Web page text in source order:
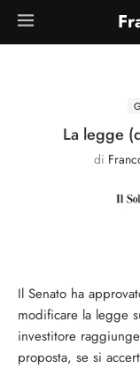
La legge
di
Il Senato ha
modificare la legge
investitore
proposta, se si